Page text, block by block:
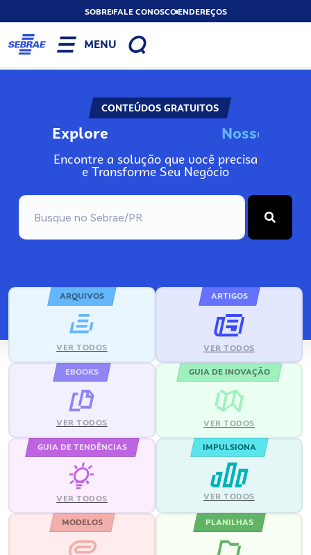
SOBREFALE CONOSCOENDEREÇOS
MENU
CONTEÚDOS GRATUITOS
Explore Nos
Encontre a solução que você precisa
e Transforme Seu Negócio
ARQUIVOS
VER TODOS
ARTIGOS
VER TODOS
EBOOKS
VER TODOS
GUIA DE INOVAÇÃO
VER TODOS
GUIA DE TENDÊNCIAS
VER TODOS
IMPULSIONA
VER TODOS
MODELOS PLANILHAS